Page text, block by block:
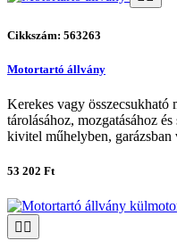
Cikkszám: 563263
Motortartó állvány
Kerekes vagy
tárolásához, mozgatásához
kivitel műhelyben,
53 202 Ft